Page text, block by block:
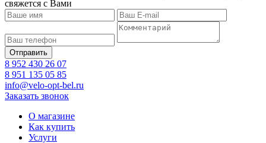
свяжется с Вами
8 952 430 26 07
8 951 135 05 85
info@velo-opt-bel.ru
Заказать звонок
О магазине
Как купить
Услуги